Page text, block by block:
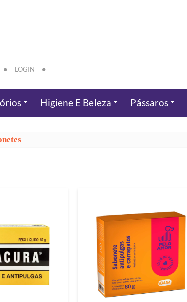
LOGIN
Higiene E Beleza Pássaros